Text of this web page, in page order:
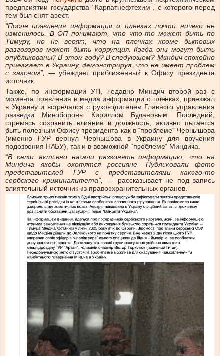
предприятии государства “Карпатнефтехим”, с которого перед
тем был снят арест.
“После появления информации о пленках почти ничего не
изменилось. В ОП понимают, что что-то может быть по
Тимуру, но не верят, что на пленках кроме бытовых
разговоров может быть коррупция. Когда они могут быть
опубликованы? В этом году? В следующем? Миндич спокойно
приезжает в Украину, демонстрируя, что не имеет проблем
с законом”,
— убеждает приближенный к Офису президента
источник.
Также, по информации УП, недавно Миндич второй раз с
момента появления в медиа информации о пленках, приезжал
в Украину и встречался с руководителем Главного управления
разведки Минобороны Кириллом Будановым. Последний,
стремясь сохранить влияние и должность, активно пытается
быть полезным Офису президента как в “проблеме” Чернышова
(именно ГУР вернул Чернышова в Украину для вручения
подозрения НАБУ), так и в возможной “проблеме” Миндича.
“В сети активно начали разгонять информацию, что на
Миндича якобы охотятся россияне. Публиковали фото
представителей ГУР с представителями какого-то
сербского криминалитета”,
— рассказывает не под запись
влиятельный источник из правоохранительных органов.